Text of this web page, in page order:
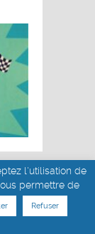
l'utilisation de
permettre de
Refuser